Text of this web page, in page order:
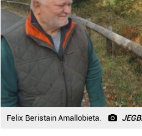
Felix Beristain Amallobieta. JEGB.